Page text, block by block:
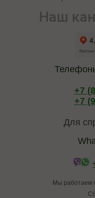
Наш
+7
+7
Для
Мы работаем